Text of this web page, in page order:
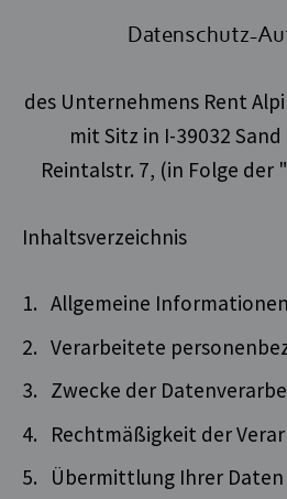
Datenschutz-
des Unternehmens Rent
mit Sitz in I-39032
Reintalstr. 7, (in Folge
Inhaltsverzeichnis
Allgemeine Informationen
Verarbeitete
Zwecke der
Rechtmäßigkeit der
Übermittlung Ihrer